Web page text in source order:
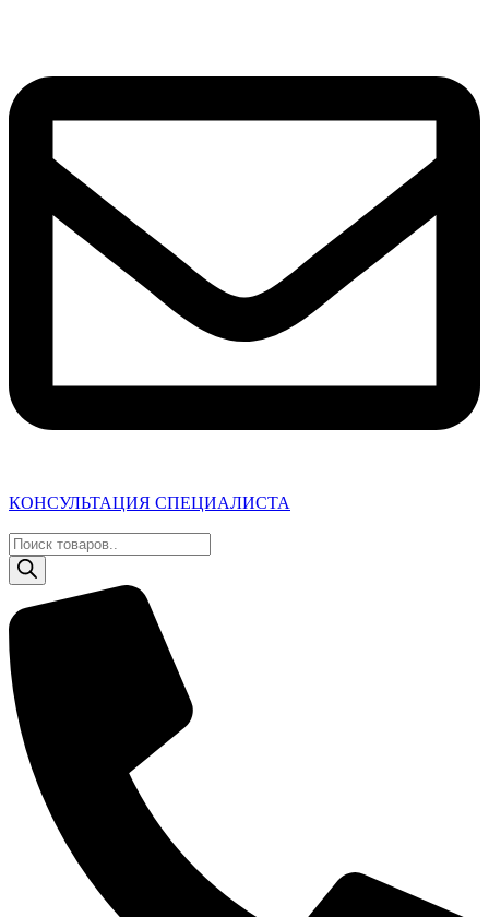
КОНСУЛЬТАЦИЯ СПЕЦИАЛИСТА
Поиск
товаров